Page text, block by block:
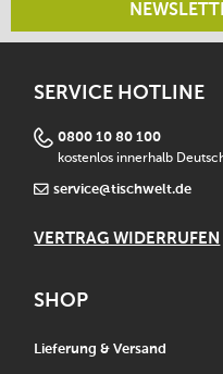
SERVICE HOTLINE
0800 10 80 100
kostenlos innerhalb
service@tischwelt.de
VERTRAG WIDERRUFEN
SHOP
Lieferung & Versand